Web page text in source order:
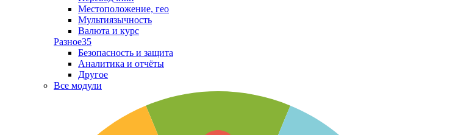
Местоположение, гео
Мультиязычность
Валюта и курс
Разное35
Безопасность и защита
Аналитика и отчёты
Другое
Все модули